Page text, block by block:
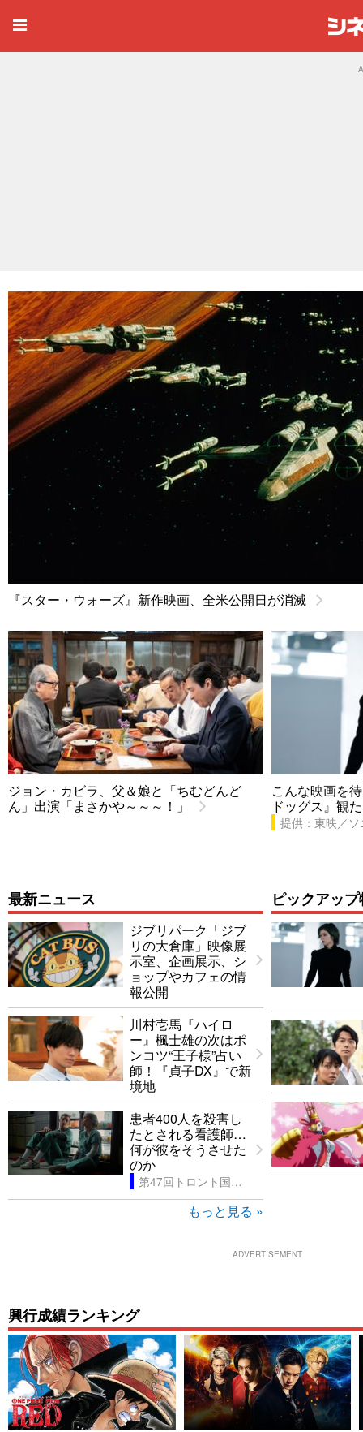
『スター・ウォーズ』新作映画、全米公開日が消滅
ジョン・カビラ、父＆娘と「ちむどんど
ん」出演「まさかや～～～！」
こんな映画を
ドッグス』観
提供：東映／ソ
最新ニュース
ジブリパーク「ジブ
リの大倉庫」映像展
示室、企画展示、シ
ョップやカフェの情
報公開
川村壱馬『ハイロ
ー』楓士雄の次はポ
ンコツ“王子様”占い
師！『貞子DX』で新
境地
患者400人を殺害し
たとされる看護師…
何が彼をそうさせた
のか
第47回トロント国際映画祭
もっと見る »
ピックアッ
ADVERTISEMENT
興行成績ランキング